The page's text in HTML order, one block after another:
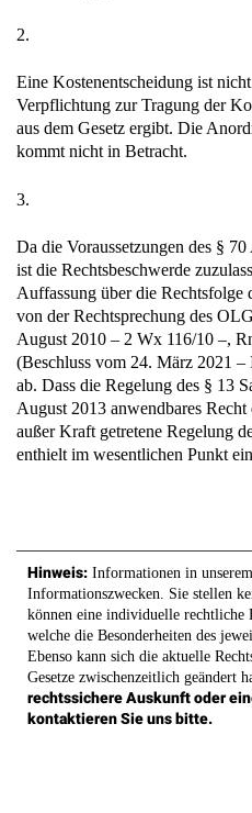
2.
Eine Kostenentscheidung ist
Verpflichtung zur Tragung der
aus dem Gesetz ergibt. Die
kommt nicht in Betracht.
3.
Da die Voraussetzungen des §
ist die Rechtsbeschwerde
Auffassung über die Rechtsfolge
von der Rechtsprechung des
August 2010 – 2 Wx 116/10 –,
(Beschluss vom 24. März 2021
ab. Dass die Regelung des § 13
August 2013 anwendbares
außer Kraft getretene Regelung
enthielt im wesentlichen Punkt
Hinweis: Informationen in
Informationszwecken. Sie stellen
können eine individuelle rechtliche
welche die Besonderheiten des
Ebenso kann sich die aktuelle
Gesetze zwischenzeitlich geändert
rechtssichere Auskunft oder
kontaktieren Sie uns bitte.